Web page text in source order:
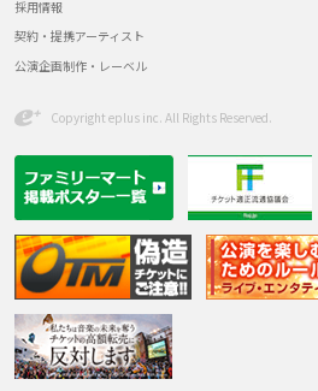
採用情報
契約・提携アーティスト
公演企画制作・レーベル
Copyright eplus inc. All Rights Reserved.